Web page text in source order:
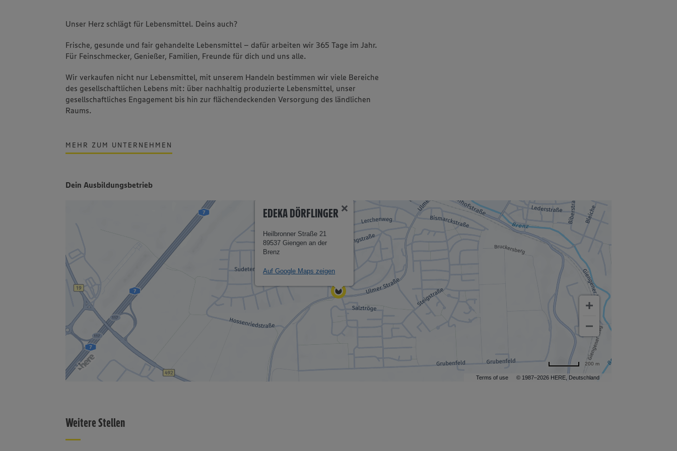
Unser Herz schlägt für Lebensmittel. Deins auch?
Frische, gesunde und fair gehandelte Lebensmittel – dafür arbeiten wir 365 Tage im Jahr.
Für Feinschmecker, Genießer, Familien, Freunde für dich und uns alle.
Wir verkaufen nicht nur Lebensmittel, mit unserem Handeln bestimmen wir viele Bereiche
des gesellschaftlichen Lebens mit: über nachhaltig produzierte Lebensmittel, unser
gesellschaftliches Engagement bis hin zur flächendeckenden Versorgung des ländlichen
Raums.
MEHR ZUM UNTERNEHMEN
Dein Ausbildungsbetrieb
Terms of use © 1987–2026 HERE, Deutschland
EDEKA DÖRFLINGER
Heilbronner Straße 21
89537 Giengen an der
Brenz
Auf Google Maps zeigen
200 m
Weitere Stellen